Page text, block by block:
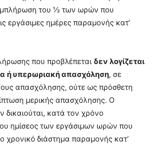
του ½ των ωρών που
εργάσιμες ημέρες παραμονής κατ’
που προβλέπεται δεν λογίζεται
ή υπερωριακή απασχόληση, σε
απασχόλησης, ούτε ως πρόσθετη
μερικής απασχόλησης. Ο
δικαιούται, κατά τον χρόνο
ημίσεος των εργάσιμων ωρών που
χρονικό διάστημα παραμονής κατ’